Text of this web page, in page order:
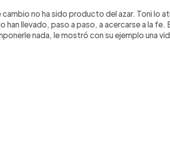
cambio no ha sido producto del azar. Toni lo
han llevado, paso a paso, a acercarse a la
nada, le mostró con su ejemplo una